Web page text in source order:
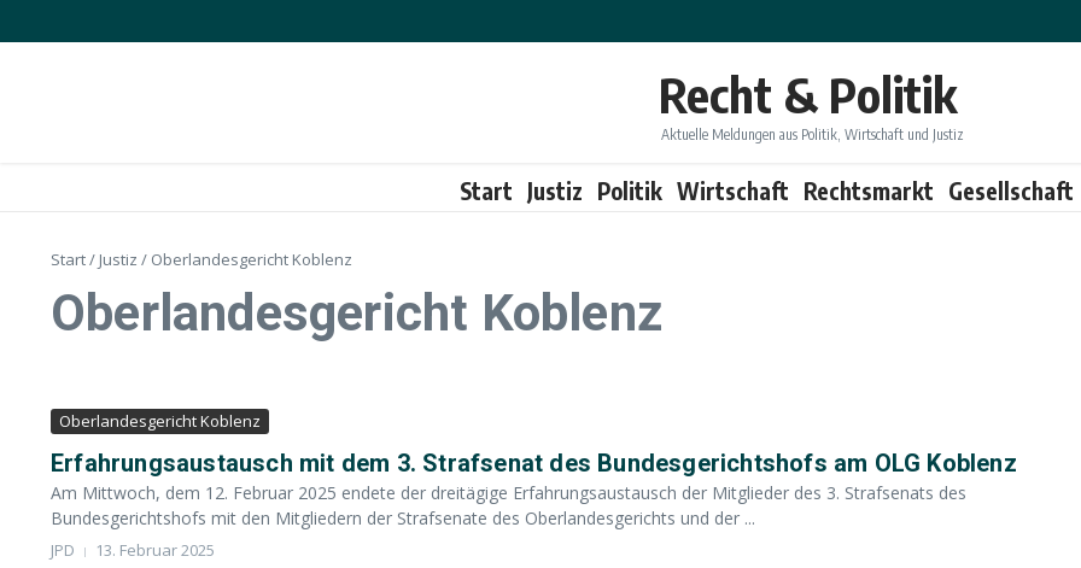
Recht & Politik
Aktuelle Meldungen aus Politik, Wirtschaft und Justiz
Start Justiz Politik Wirtschaft Rechtsmarkt Gesellschaft
Start/ Justiz / Oberlandesgericht Koblenz
Oberlandesgericht Koblenz
Oberlandesgericht Koblenz
Erfahrungsaustausch mit dem 3. Strafsenat des Bundesgerichtshofs am OLG Koblenz
Am Mittwoch, dem 12. Februar 2025 endete der dreitägige Erfahrungsaustausch der Mitglieder des 3. Strafsenats des
Bundesgerichtshofs mit den Mitgliedern der Strafsenate des Oberlandesgerichts und der ...
JPD 13. Februar 2025